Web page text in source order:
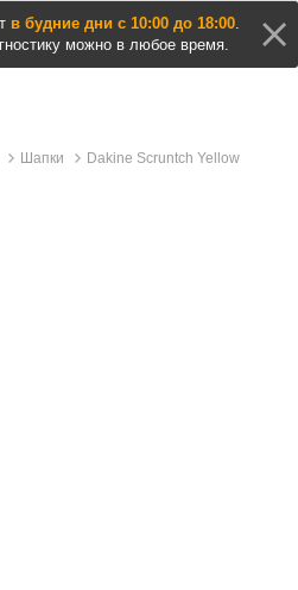
в будние дни с 10:00 до 18:00.
можно в любое время.
Шапки Dakine Scruntch Yellow